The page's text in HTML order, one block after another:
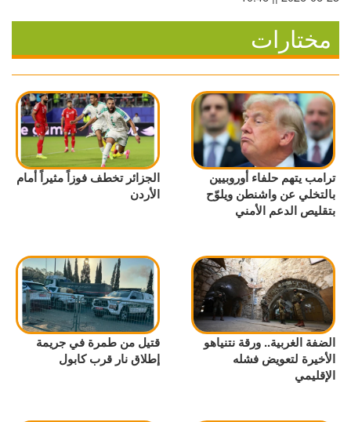
مختارات
ترامب يتهم حلفاء أوروبيين
بالتخلي عن واشنطن ويلوّح
بتقليص الدعم الأمني
الجزائر تخطف فوزاً مثيراً أمام
الأردن
الضفة الغربية.. ورقة نتنياهو
الأخيرة لتعويض فشله
الإقليمي
قتيل من طمرة في جريمة
إطلاق نار قرب كابول